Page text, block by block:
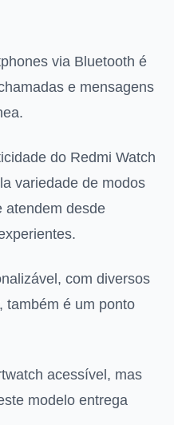
via Bluetooth é
e mensagens
do Redmi Watch
variedade de modos
atendem desde
com diversos
também é um ponto
acessível, mas
modelo entrega